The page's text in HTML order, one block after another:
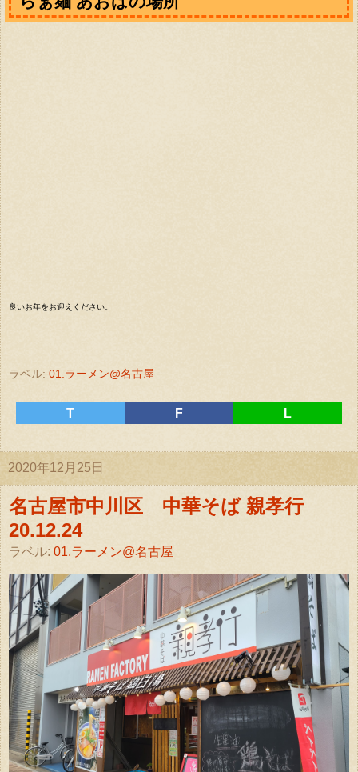
良いお年をお迎えください。
ラベル: 01.ラーメン@名古屋
T F L
2020年12月25日
名古屋市中川区 中華そば 親孝行
20.12.24
ラベル: 01.ラーメン@名古屋